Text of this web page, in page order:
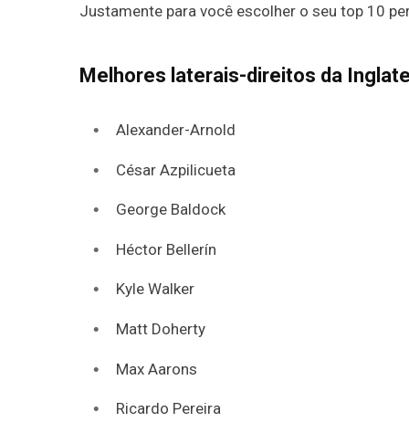
Justamente para você escolher o seu top 10
Melhores laterais-direitos da
Alexander-Arnold
César Azpilicueta
George Baldock
Héctor Bellerín
Kyle Walker
Matt Doherty
Max Aarons
Ricardo Pereira